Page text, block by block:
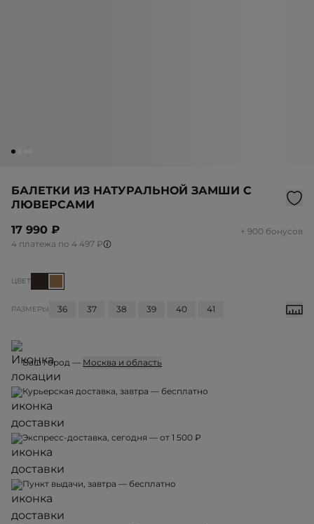
БАЛЕТКИ ИЗ НАТУРАЛЬНОЙ ЗАМШИ С
ЛЮВЕРСАМИ
17 990 ₽
+ 900 бонусов
4 платежа по 4 497 ₽
ЦВЕТ
РАЗМЕРЫ 36 37 38 39 40 41
Ваш город — Москва и область
Курьерская доставка, завтра — бесплатно
Экспресс-доставка, сегодня — от 1 500 ₽
Пункт выдачи, завтра — бесплатно